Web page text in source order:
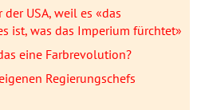
USA, weil es «das
ist, was das Imperium fürchtet»
eine Farbrevolution?
Regierungschefs